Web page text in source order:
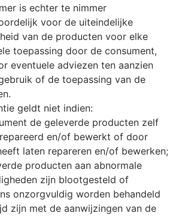
is echter te nimmer
voor de uiteindelijke
van de producten voor elke
toepassing door de consument,
eventuele adviezen ten aanzien
of de toepassing van de
geldt niet indien:
de geleverde producten zelf
en/of bewerkt of door
laten repareren en/of bewerken;
producten aan abnormale
zijn blootgesteld of
onzorgvuldig worden behandeld
zijn met de aanwijzingen van de